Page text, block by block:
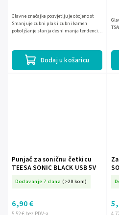
Dodaj u košaricu
Glavne značajke posvjetljuje obojenost
Smanjuje zubni plak i zubni kamen
poboljšanje stanja desni manja tendencija
Punjač za soničnu četkicu
TEESA SONIC BLACK USB 5V
Dodavanje 7 dana (>20 kom)
6,90 €